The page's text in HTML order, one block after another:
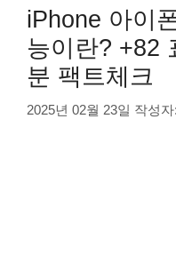
iPhone 아이
능이란? +82
분 팩트체크
2025년 02월 23일 작성자: